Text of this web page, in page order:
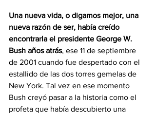
Una nueva vida, o digamos mejor, una
nueva razón de ser, había creído
encontrarla el presidente George W.
Bush años atrás, ese 11 de septiembre
de 2001 cuando fue despertado con el
estallido de las dos torres gemelas de
New York. Tal vez en ese momento
Bush creyó pasar a la historia como el
profeta que había descubierto una